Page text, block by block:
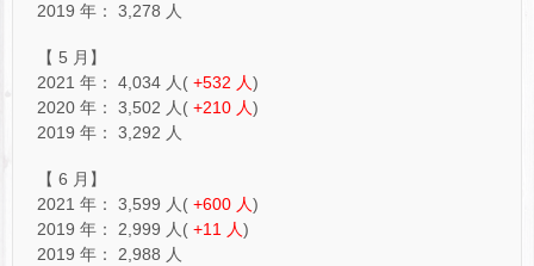
2019 年： 3,278 人
【 5 月】
2021 年： 4,034 人( +532 人)
2020 年： 3,502 人( +210 人)
2019 年： 3,292 人
【 6 月】
2021 年： 3,599 人( +600 人)
2019 年： 2,999 人( +11 人)
2019 年： 2,988 人